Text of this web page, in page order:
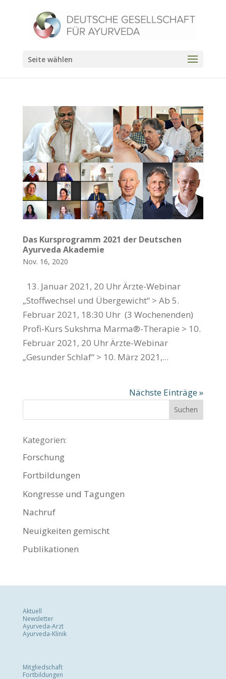
Seite wählen
Das Kursprogramm 2021 der Deutschen
Ayurveda Akademie
Nov. 16, 2020
13. Januar 2021, 20 Uhr Ärzte-Webinar
„Stoffwechsel und Übergewicht“ > Ab 5.
Februar 2021, 18:30 Uhr (3 Wochenenden)
Profi-Kurs Sukshma Marma®-Therapie > 10.
Februar 2021, 20 Uhr Ärzte-Webinar
„Gesunder Schlaf“ > 10. März 2021,...
Nächste Einträge »
Kategorien:
Forschung
Fortbildungen
Kongresse und Tagungen
Nachruf
Neuigkeiten gemischt
Publikationen
Aktuell
Newsletter
Ayurveda-Arzt
Ayurveda-Klinik
Mitgliedschaft
Fortbildungen